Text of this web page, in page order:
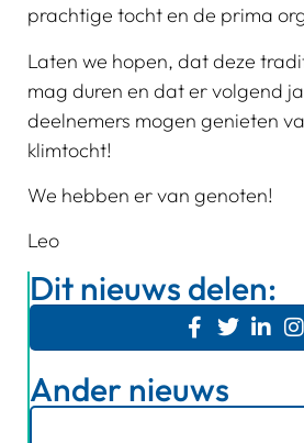
prachtige tocht en de prima
Laten we hopen, dat deze
mag duren en dat er volgend
deelnemers mogen genieten
klimtocht!
We hebben er van genoten!
Leo
Dit nieuws delen:
Ander nieuws